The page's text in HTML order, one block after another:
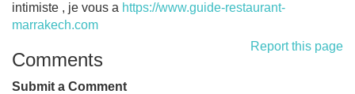
intimiste , je vous a https://www.guide-restaurant-
marrakech.com
Report this page
Comments
Submit a Comment